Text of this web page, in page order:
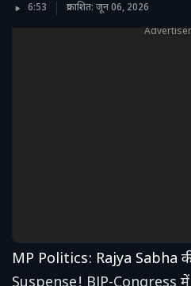
6:53 प्रकाशित: जून 06, 2026
MP Politics: Rajya Sabha